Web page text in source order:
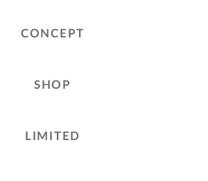
CONCEPT
SHOP
LIMITED